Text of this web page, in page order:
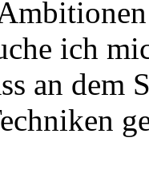
ich
an dem